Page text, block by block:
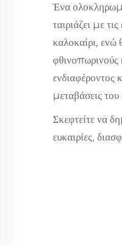
Ένα
ταιριάζει με
καλοκαίρι, ενώ
φθινοπωρινούς
ενδιαφέροντος
μεταβάσεις του
Σκεφτείτε να
ευκαιρίες,